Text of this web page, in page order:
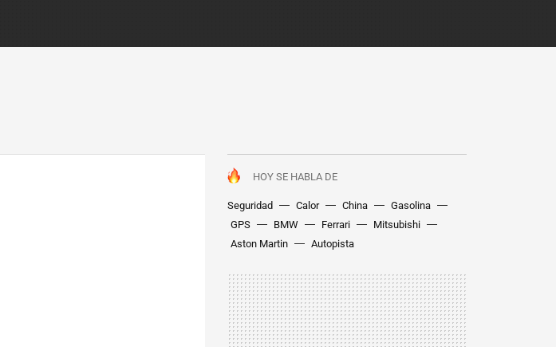
HOY SE HABLA DE
Seguridad Calor China
Gasolina
GPS
BMW Ferrari
Mitsubishi
Aston Martin
Autopista